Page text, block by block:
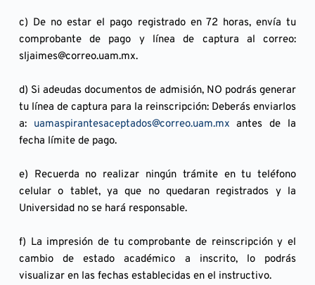
c) De no estar el pago registrado en 72 horas, envía tu
sljaimes@correo.uam.mx.
d) Si adeudas documentos de admisión, NO podrás generar
tu línea de captura para la reinscripción: Deberás enviarlos
a: uamaspirantesaceptados@correo.uam.mx antes de la
fecha límite de pago.
e) Recuerda no realizar ningún trámite en tu teléfono
celular o tablet, ya que no quedaran registrados y la
Universidad no se hará responsable.
f) La impresión de tu comprobante de reinscripción y el
cambio de estado académico a inscrito, lo podrás
visualizar en las fechas establecidas en el instructivo.